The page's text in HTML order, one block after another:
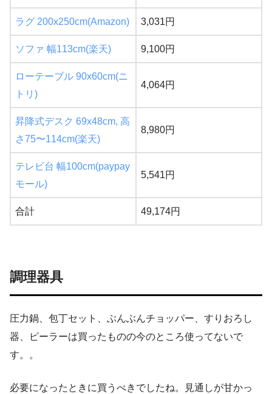
ラグ 200x250cm(Amazon) 3,031円
ソファ 幅113cm(楽天) 9,100円
ローテーブル 90x60cm(ニ
トリ)
4,064円
昇降式デスク 69x48cm, 高
さ75〜114cm(楽天)
8,980円
テレビ台 幅100cm(paypay
モール)
5,541円
合計 49,174円
調理器具
圧力鍋、包丁セット、ぶんぶんチョッパー、すりおろし
器、ピーラーは買ったものの今のところ使ってないで
す。。
必要になったときに買うべきでしたね。見通しが甘かっ